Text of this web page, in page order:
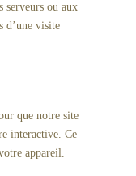
serveurs ou aux
d’une visite
que notre site
interactive. Ce
appareil.